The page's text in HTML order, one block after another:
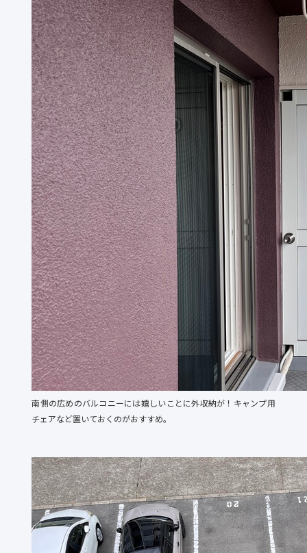
南側の広めのバルコニーには嬉しいことに外収納が！キャンプ用
チェアなど置いておくのがおすすめ。